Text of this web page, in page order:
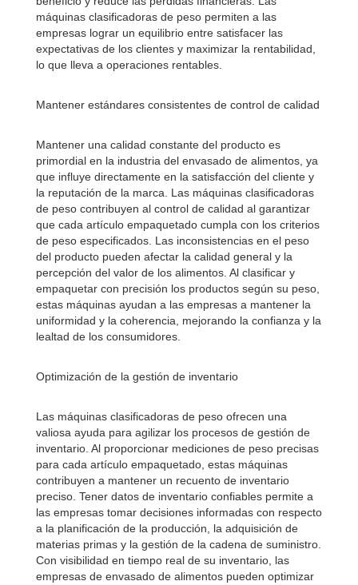
máquinas clasificadoras de peso permiten a las
empresas lograr un equilibrio entre satisfacer las
expectativas de los clientes y maximizar la rentabilidad,
lo que lleva a operaciones rentables.
Mantener estándares consistentes de control de calidad
Mantener una calidad constante del producto es
primordial en la industria del envasado de alimentos, ya
que influye directamente en la satisfacción del cliente y
la reputación de la marca. Las máquinas clasificadoras
de peso contribuyen al control de calidad al garantizar
que cada artículo empaquetado cumpla con los criterios
de peso especificados. Las inconsistencias en el peso
del producto pueden afectar la calidad general y la
percepción del valor de los alimentos. Al clasificar y
empaquetar con precisión los productos según su peso,
estas máquinas ayudan a las empresas a mantener la
uniformidad y la coherencia, mejorando la confianza y la
lealtad de los consumidores.
Optimización de la gestión de inventario
Las máquinas clasificadoras de peso ofrecen una
valiosa ayuda para agilizar los procesos de gestión de
inventario. Al proporcionar mediciones de peso precisas
para cada artículo empaquetado, estas máquinas
contribuyen a mantener un recuento de inventario
preciso. Tener datos de inventario confiables permite a
las empresas tomar decisiones informadas con respecto
a la planificación de la producción, la adquisición de
materias primas y la gestión de la cadena de suministro.
Con visibilidad en tiempo real de su inventario, las
empresas de envasado de alimentos pueden optimizar